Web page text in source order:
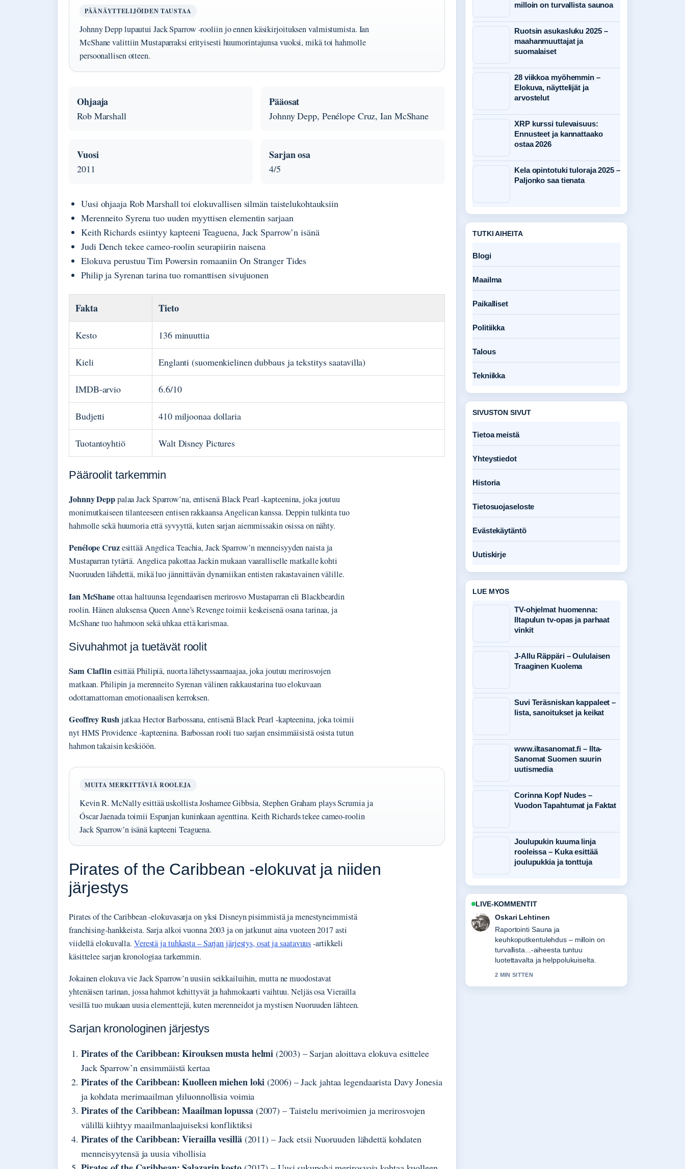
PÄÄNÄYTTELIJÖIDEN TAUSTAA
Johnny Depp lupautui Jack Sparrow -rooliin jo ennen käsikirjoituksen valmistumista. Ian
McShane valittiin Mustaparraksi erityisesti huumorintajunsa vuoksi, mikä toi hahmolle
persoonallisen otteen.
Ohjaaja
Rob Marshall
Pääosat
Johnny Depp, Penélope Cruz, Ian McShane
Vuosi
2011
Sarjan osa
4/5
Uusi ohjaaja Rob Marshall toi elokuvallisen silmän taistelukohtauksiin
Merenneito Syrena tuo uuden myyttisen elementin sarjaan
Keith Richards esiintyy kapteeni Teaguena, Jack Sparrow’n isänä
Judi Dench tekee cameo-roolin seurapiirin naisena
Elokuva perustuu Tim Powersin romaaniin On Stranger Tides
Philip ja Syrenan tarina tuo romanttisen sivujuonen
Fakta Tieto
Kesto 136 minuuttia
Kieli Englanti (suomenkielinen dubbaus ja tekstitys saatavilla)
IMDB-arvio 6.6/10
Budjetti 410 miljoonaa dollaria
Tuotantoyhtiö Walt Disney Pictures
Pääroolit tarkemmin
Johnny Depppalaa Jack Sparrow’na, entisenä Black Pearl -kapteenina, joka joutuu
monimutkaiseen tilanteeseen entisen rakkaansa Angelican kanssa. Deppin tulkinta tuo
hahmolle sekä huumoria että syvyyttä, kuten sarjan aiemmissakin osissa on nähty.
Penélope Cruzesittää Angelica Teachia, Jack Sparrow’n menneisyyden naista ja
Mustaparran tytärtä. Angelica pakottaa Jackin mukaan vaaralliselle matkalle kohti
Nuoruuden lähdettä, mikä luo jännittävän dynamiikan entisten rakastavainen välille.
Ian McShaneottaa haltuunsa legendaarisen merirosvo Mustaparran eli Blackbeardin
roolin. Hänen aluksensa Queen Anne’s Revenge toimii keskeisenä osana tarinaa, ja
McShane tuo hahmoon sekä uhkaa että karismaa.
Sivuhahmot ja tuetävät roolit
Sam Claflinesittää Philipiä, nuorta lähetyssaarnaajaa, joka joutuu merirosvojen
matkaan. Philipin ja merenneito Syrenan välinen rakkaustarina tuo elokuvaan
odottamattoman emotionaalisen kerroksen.
Geoffrey Rushjatkaa Hector Barbossana, entisenä Black Pearl -kapteenina, joka toimii
nyt HMS Providence -kapteenina. Barbossan rooli tuo sarjan ensimmäisistä osista tutun
hahmon takaisin keskiöön.
MUITA MERKITTÄVIÄ ROOLEJA
Kevin R. McNally esittää uskollista Joshamee Gibbsia, Stephen Graham plays Scrumia ja
Óscar Jaenada toimii Espanjan kuninkaan agenttina. Keith Richards tekee cameo-roolin
Jack Sparrow’n isänä kapteeni Teaguena.
Pirates of the Caribbean -elokuvat ja niiden
järjestys
Pirates of the Caribbean -elokuvasarja on yksi Disneyn pisimmistä ja menestyneimmistä
franchising-hankkeista. Sarja alkoi vuonna 2003 ja on jatkunut aina vuoteen 2017 asti
viidellä elokuvalla. Verestä ja tuhkasta – Sarjan järjestys, osat ja saatavuus-artikkeli
käsittelee sarjan kronologiaa tarkemmin.
Jokainen elokuva vie Jack Sparrow’n uusiin seikkailuihin, mutta ne muodostavat
yhtenäisen tarinan, jossa hahmot kehittyvät ja hahmokaarti vaihtuu. Neljäs osa Vierailla
vesillä tuo mukaan uusia elementtejä, kuten merenneidot ja mystisen Nuoruuden lähteen.
Sarjan kronologinen järjestys
Pirates of the Caribbean: Kirouksen musta helmi (2003) – Sarjan aloittava elokuva esittelee
Jack Sparrow’n ensimmäistä kertaa
Pirates of the Caribbean: Kuolleen miehen loki (2006) – Jack jahtaa legendaarista Davy Jonesia
ja kohdata merimaailman yliluonnollisia voimia
Pirates of the Caribbean: Maailman lopussa(2007) – Taistelu merivoimien ja merirosvojen
välillä kiihtyy maailmanlaajuiseksi konfliktiksi
Pirates of the Caribbean: Vierailla vesillä(2011) – Jack etsii Nuoruuden lähdettä kohdaten
menneisyytensä ja uusia vihollisia
milloin on turvallista saunoa
Ruotsin asukasluku 2025 –
maahanmuuttajat ja
suomalaiset
28 viikkoa myöhemmin –
Elokuva, näyttelijät ja
arvostelut
XRP kurssi tulevaisuus:
Ennusteet ja kannattaako
ostaa 2026
Kela opintotuki tuloraja 2025 –
Paljonko saa tienata
TUTKI AIHEITA
Blogi
Maailma
Paikalliset
Politiikka
Talous
Tekniikka
SIVUSTON SIVUT
Tietoa meistä
Yhteystiedot
Historia
Tietosuojaseloste
Evästekäytäntö
Uutiskirje
LUE MYOS
TV-ohjelmat huomenna:
Iltapulun tv-opas ja parhaat
vinkit
J-Allu Räppäri – Oululaisen
Traaginen Kuolema
Suvi Teräsniskan kappaleet –
lista, sanoitukset ja keikat
www.iltasanomat.fi – Ilta-
Sanomat Suomen suurin
uutismedia
Corinna Kopf Nudes –
Vuodon Tapahtumat ja Faktat
Joulupukin kuuma linja
rooleissa – Kuka esittää
joulupukkia ja tonttuja
LIVE-KOMMENTIT
Sanni Heikkinen
Vahvaa tarkistustyota liittyen Ruotsin
asukasluku 2025 – maahanmuuttajat ja
suomalaiset. Useampien medioiden
tulisi kirjoittaa nain.
4 MIN SITTEN